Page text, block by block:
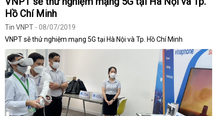
Hồ Chí Minh
Tin VNPT - 08/07/2019
VNPT sẽ thử nghiệm mạng 5G tại Hà Nội và Tp. Hồ Chí Minh